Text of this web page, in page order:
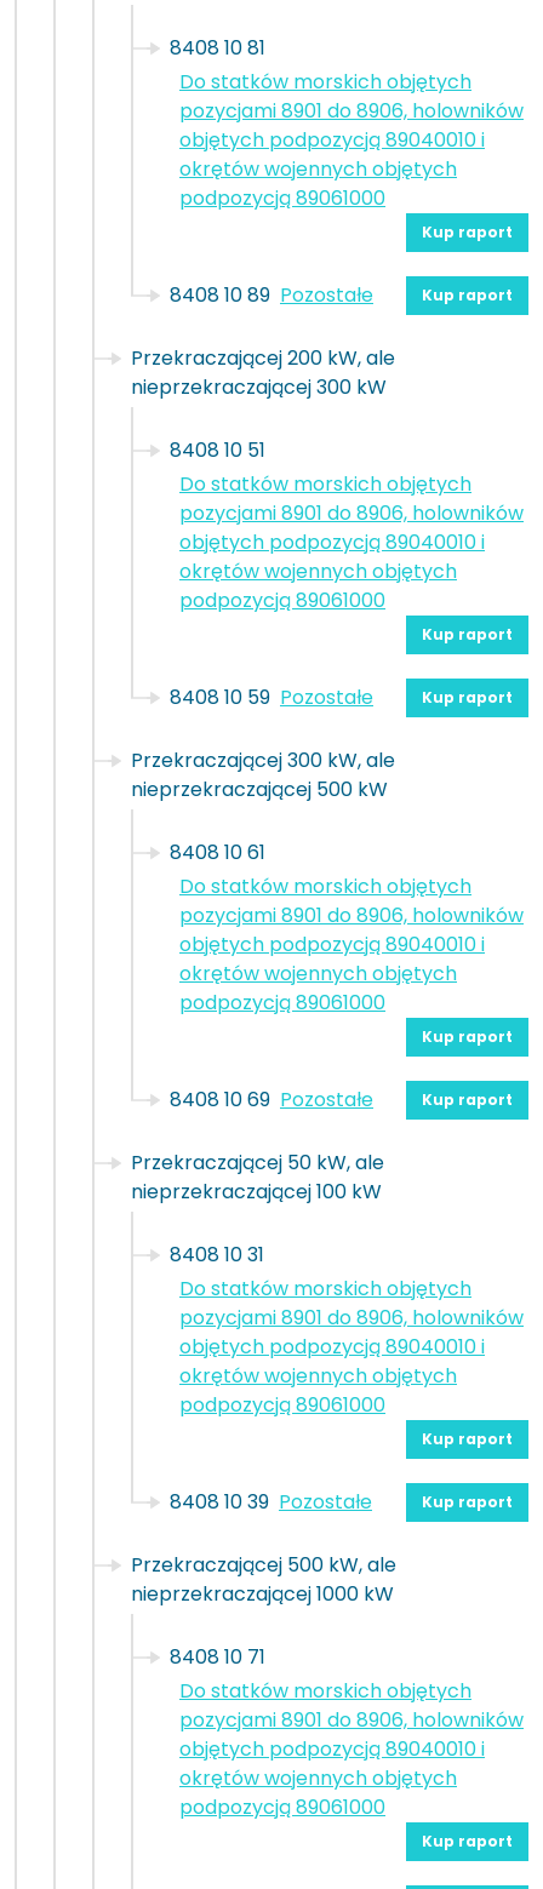
8408 10 81
Do statków morskich objętych
pozycjami 8901 do 8906, holowników
objętych podpozycją 89040010 i
okrętów wojennych objętych
podpozycją 89061000
Kup raport
8408 10 89 Pozostałe Kup raport
Przekraczającej 200 kW, ale
nieprzekraczającej 300 kW
8408 10 51
Do statków morskich objętych
pozycjami 8901 do 8906, holowników
objętych podpozycją 89040010 i
okrętów wojennych objętych
podpozycją 89061000
Kup raport
8408 10 59 Pozostałe Kup raport
Przekraczającej 300 kW, ale
nieprzekraczającej 500 kW
8408 10 61
Do statków morskich objętych
pozycjami 8901 do 8906, holowników
objętych podpozycją 89040010 i
okrętów wojennych objętych
podpozycją 89061000
Kup raport
8408 10 69 Pozostałe Kup raport
Przekraczającej 50 kW, ale
nieprzekraczającej 100 kW
8408 10 31
Do statków morskich objętych
pozycjami 8901 do 8906, holowników
objętych podpozycją 89040010 i
okrętów wojennych objętych
podpozycją 89061000
Kup raport
8408 10 39 Pozostałe Kup raport
Przekraczającej 500 kW, ale
nieprzekraczającej 1000 kW
8408 10 71
Do statków morskich objętych
pozycjami 8901 do 8906, holowników
objętych podpozycją 89040010 i
okrętów wojennych objętych
podpozycją 89061000
Kup raport